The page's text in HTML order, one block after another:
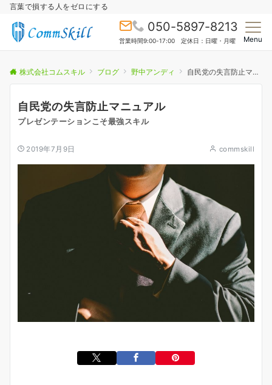
言葉で損する人をゼロにする
050-5897-8213
営業時間9:00-17:00 定休日：日曜・月曜 Menu
株式会社コムスキル ブログ 野中アンディ 自民党の失言防止マニュアル
自民党の失言防止マニュアル
プレゼンテーションこそ最強スキル
2019年7月9日 commskill